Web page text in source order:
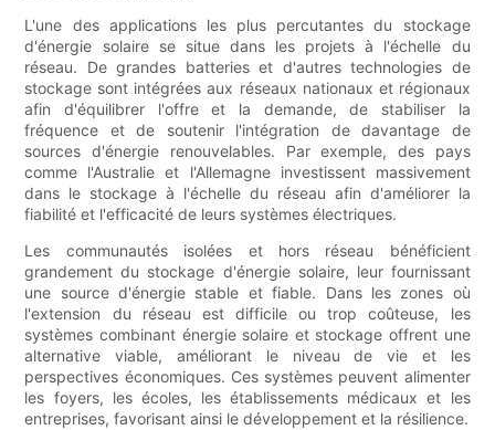
L'une des applications les plus percutantes du stockage
d'énergie solaire se situe dans les projets à l'échelle du
réseau. De grandes batteries et d'autres technologies de
stockage sont intégrées aux réseaux nationaux et régionaux
afin d'équilibrer l'offre et la demande, de stabiliser la
fréquence et de soutenir l'intégration de davantage de
sources d'énergie renouvelables. Par exemple, des pays
comme l'Australie et l'Allemagne investissent massivement
dans le stockage à l'échelle du réseau afin d'améliorer la
fiabilité et l'efficacité de leurs systèmes électriques.
Les communautés isolées et hors réseau bénéficient
grandement du stockage d'énergie solaire, leur fournissant
une source d'énergie stable et fiable. Dans les zones où
l'extension du réseau est difficile ou trop coûteuse, les
systèmes combinant énergie solaire et stockage offrent une
alternative viable, améliorant le niveau de vie et les
perspectives économiques. Ces systèmes peuvent alimenter
les foyers, les écoles, les établissements médicaux et les
entreprises, favorisant ainsi le développement et la résilience.